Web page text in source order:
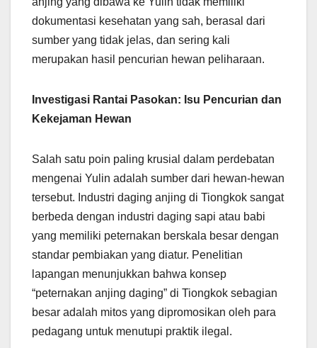
dokumentasi kesehatan yang sah, berasal dari
sumber yang tidak jelas, dan sering kali
merupakan hasil pencurian hewan peliharaan.
Investigasi Rantai Pasokan: Isu Pencurian dan
Kekejaman Hewan
Salah satu poin paling krusial dalam perdebatan
mengenai Yulin adalah sumber dari hewan-hewan
tersebut. Industri daging anjing di Tiongkok sangat
berbeda dengan industri daging sapi atau babi
yang memiliki peternakan berskala besar dengan
standar pembiakan yang diatur. Penelitian
lapangan menunjukkan bahwa konsep
“peternakan anjing daging” di Tiongkok sebagian
besar adalah mitos yang dipromosikan oleh para
pedagang untuk menutupi praktik ilegal.